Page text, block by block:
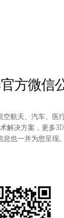
方微信
空航天、汽车、医
解决方案，更多
息也一并为您呈现。